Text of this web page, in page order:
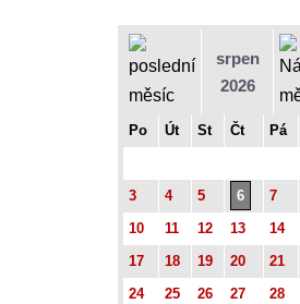
srpen
2026
Po Út St Čt Pá
3
4 5 6 7
10
11 12 13 14
17
18 19 20 21
24
25 26 27 28